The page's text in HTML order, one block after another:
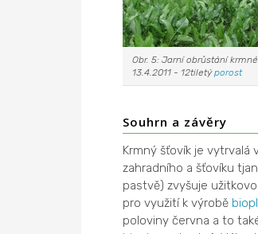
Obr. 5: Jarní obrůstání
13.4.2011 - 12tiletýporost
Souhrn a závěry
Krmný šťovík je vytrvalá
zahradního a šťovíku
pastvě) zvyšuje
pro využití k výrobě
poloviny června a to